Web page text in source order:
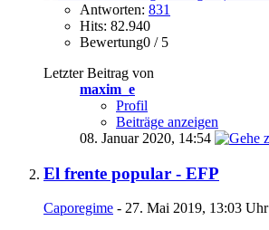
Antworten: 831
Hits: 82.940
Bewertung0 / 5
Letzter Beitrag von
maxim_e
Profil
Beiträge anzeigen
08. Januar 2020, 14:54
El frente popular - EFP
Caporegime - 27. Mai 2019, 13:03 Uhr